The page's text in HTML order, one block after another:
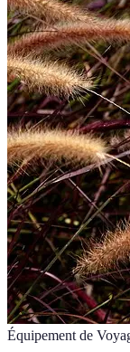
Équipement de